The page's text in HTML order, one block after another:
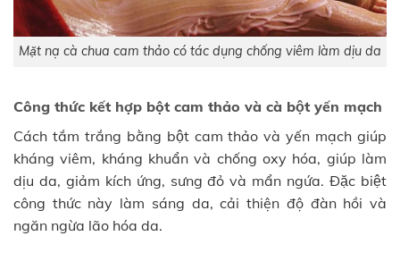
Mặt nạ cà chua cam thảo có tác dụng chống viêm làm dịu da
Công thức kết hợp bột cam thảo và cà bột yến mạch
Cách tắm trắng bằng bột cam thảo và yến mạch giúp
kháng viêm, kháng khuẩn và chống oxy hóa, giúp làm
dịu da, giảm kích ứng, sưng đỏ và mẩn ngứa. Đặc biệt
công thức này làm sáng da, cải thiện độ đàn hồi và
ngăn ngừa lão hóa da.